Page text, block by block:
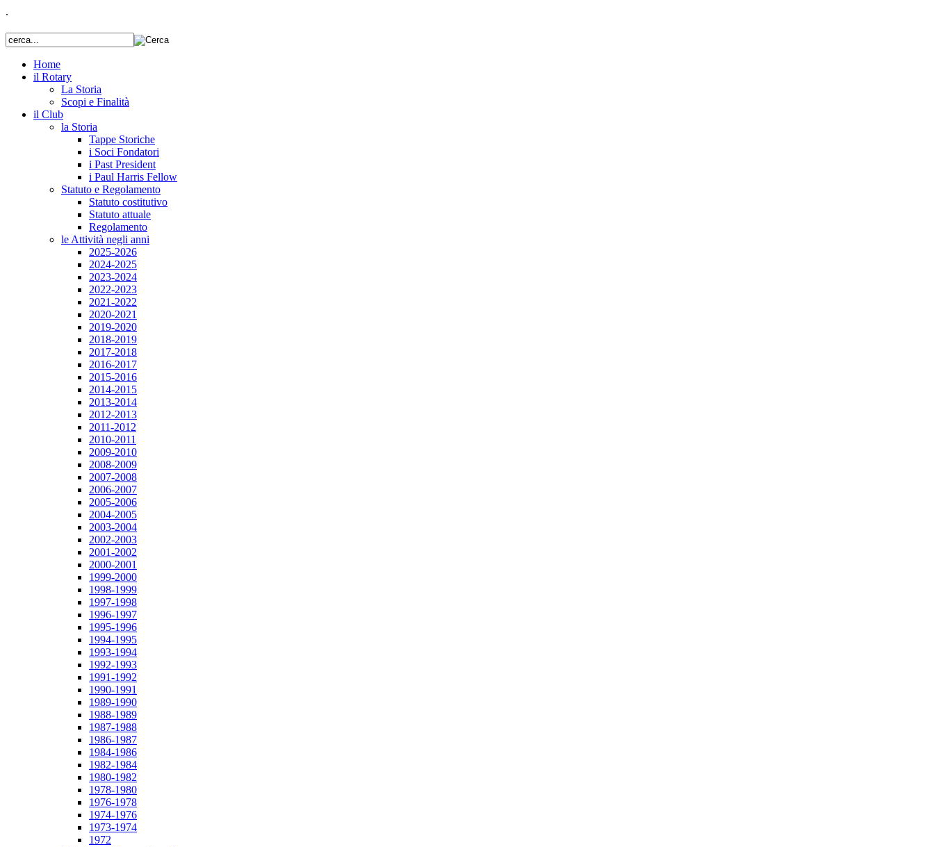
.
Home
il Rotary
La Storia
Scopi e Finalità
il Club
la Storia
Tappe Storiche
i Soci Fondatori
i Past President
i Paul Harris Fellow
Statuto e Regolamento
Statuto costitutivo
Statuto attuale
Regolamento
le Attività negli anni
2025-2026
2024-2025
2023-2024
2022-2023
2021-2022
2020-2021
2019-2020
2018-2019
2017-2018
2016-2017
2015-2016
2014-2015
2013-2014
2012-2013
2011-2012
2010-2011
2009-2010
2008-2009
2007-2008
2006-2007
2005-2006
2004-2005
2003-2004
2002-2003
2001-2002
2000-2001
1999-2000
1998-1999
1997-1998
1996-1997
1995-1996
1994-1995
1993-1994
1992-1993
1991-1992
1990-1991
1989-1990
1988-1989
1987-1988
1986-1987
1984-1986
1982-1984
1980-1982
1978-1980
1976-1978
1974-1976
1973-1974
1972